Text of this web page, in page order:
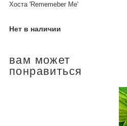
Хоста 'Rememeber Me'
Нет в наличии
вам может
понравиться